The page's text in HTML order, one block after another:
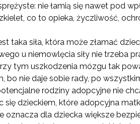
nie łamią się nawet pod
co to opieka, życzliwość,
taka siła, która może złamać
u niemowlęcia siły nie trzeba
tym uszkodzenia mózgu tak
bo nie daje sobie rady, po
rodziny adopcyjne nie
się dzieckiem, które adopcyjna
oznacza dla dziecka większe